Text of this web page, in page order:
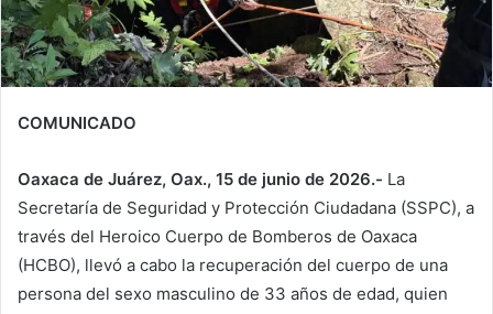
COMUNICADO
Oaxaca de Juárez, Oax., 15 de junio de 2026.- La
Secretaría de Seguridad y Protección Ciudadana (SSPC), a
través del Heroico Cuerpo de Bomberos de Oaxaca
(HCBO), llevó a cabo la recuperación del cuerpo de una
persona del sexo masculino de 33 años de edad, quien